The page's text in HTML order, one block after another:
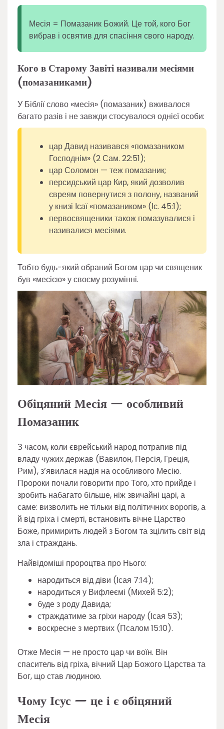
Месія = Помазаник Божий. Це той, кого Бог
вибрав і освятив для спасіння свого народу.
Кого в Старому Завіті називали месіями
(помазаниками)
У Біблії слово «месія» (помазаник) вживалося
багато разів і не завжди стосувалося однієї особи:
цар Давид називався «помазаником
Господнім» (2 Сам. 22:51);
цар Соломон — теж помазаник;
персидський цар Кир, який дозволив
євреям повернутися з полону, названий
у книзі Ісаї «помазаником» (Іс. 45:1);
первосвященики також помазувалися і
називалися месіями.
Тобто будь-який обраний Богом цар чи священик
був «месією» у своєму розумінні.
Обіцяний Месія — особливий
Помазаник
З часом, коли єврейський народ потрапив під
владу чужих держав (Вавилон, Персія, Греція,
Рим), з’явилася надія на особливого Месію.
Пророки почали говорити про Того, хто прийде і
зробить набагато більше, ніж звичайні царі, а
саме: визволить не тільки від політичних ворогів, а
й від гріха і смерті, встановить вічне Царство
Боже, примирить людей з Богом та зцілить світ від
зла і страждань.
Найвідоміші пророцтва про Нього:
народиться від діви (Ісая 7:14);
народиться у Вифлеємі (Михей 5:2);
буде з роду Давида;
страждатиме за гріхи народу (Ісая 53);
воскресне з мертвих (Псалом 15:10).
Отже Месія — не просто цар чи воїн. Він
спаситель від гріха, вічний Цар Божого Царства та
Бог, що став людиною.
Чому Ісус — це і є обіцяний
Месія